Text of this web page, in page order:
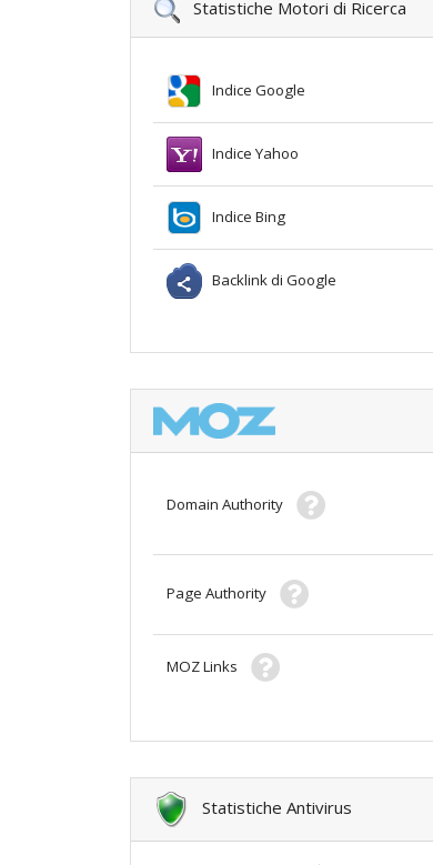
Statistiche Motori di Ricerca
Indice Google
Indice Yahoo
Indice Bing
Backlink di Google
Domain Authority
Page Authority
MOZ Links
Statistiche Antivirus